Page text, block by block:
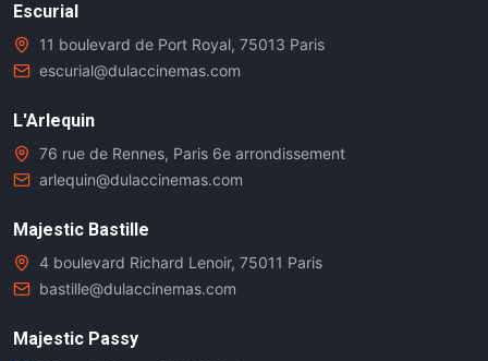
Escurial
11 boulevard de Port Royal, 75013 Paris
escurial@dulaccinemas.com
L'Arlequin
76 rue de Rennes, Paris 6e arrondissement
arlequin@dulaccinemas.com
Majestic Bastille
4 boulevard Richard Lenoir, 75011 Paris
bastille@dulaccinemas.com
Majestic Passy